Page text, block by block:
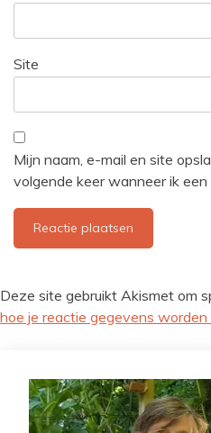
Site
Mijn naam, e-mail en site
volgende keer wanneer ik een
Deze site gebruikt Akismet om
hoe je reactie gegevens